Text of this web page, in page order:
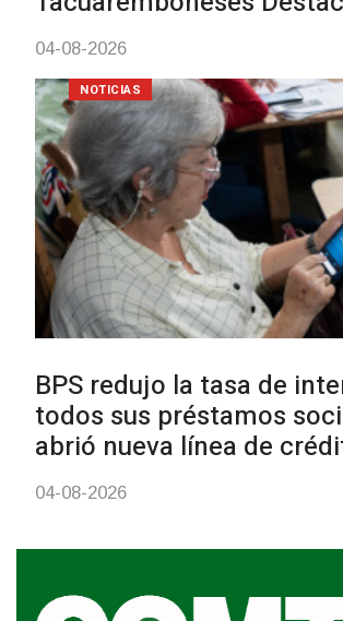
UTE hizo llamado
personas en situación
discapacidad
03-08-2026